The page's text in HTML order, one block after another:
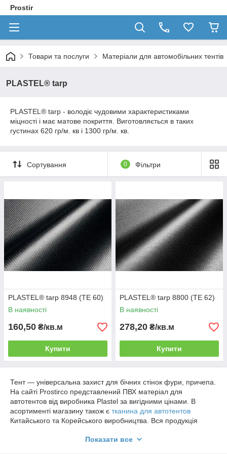
Prostir
Товари та послуги Матеріали для автомобільних тентів
PLASTEL® tarp
PLASTEL® tarp - володіє чудовими характеристиками
міцності і має матове покриття. Виготовляється в таких
густинах 620 гр/м. кв і 1300 гр/м. кв.
Сортування 0 Фільтри
PLASTEL® tarp 8948 (TE 60)
В наявності
160,50 ₴/кв.м
Купити
PLASTEL® tarp 8800 (TE 62)
В наявності
278,20 ₴/кв.м
Купити
Тент — універсальна захист для бічних стінок фури, причепа.
На сайті Prostirco представлений ПВХ матеріал для
автотентов від виробника Plastel за вигідними цінами. В
асортименті магазину також є тканина для автотентов
Китайського та Корейського виробництва. Вся продукція
Показати все